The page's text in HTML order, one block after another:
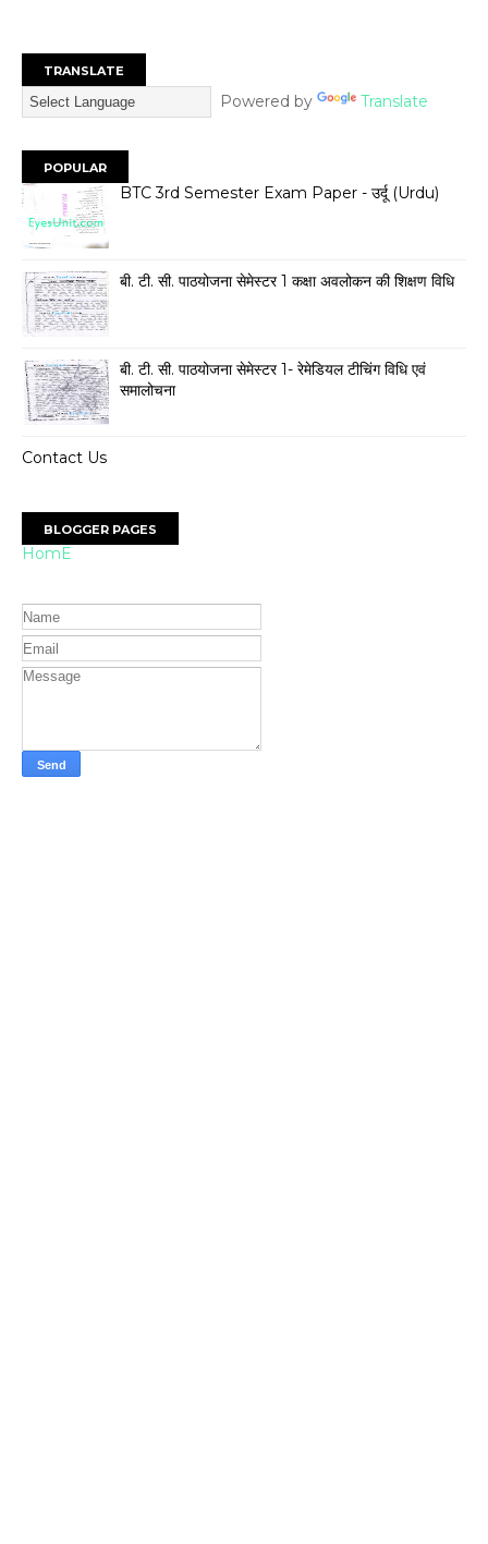
TRANSLATE
Powered by Translate
POPULAR
BTC 3rd Semester Exam Paper - उर्दू (Urdu)
बी. टी. सी. पाठयोजना सेमेस्टर 1 कक्षा अवलोकन की शिक्षण विधि
बी. टी. सी. पाठयोजना सेमेस्टर 1- रेमेडियल टीचिंग विधि एवं
समालोचना
Contact Us
BLOGGER PAGES
HomE